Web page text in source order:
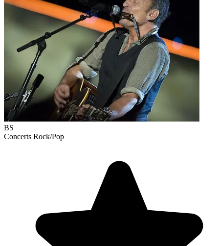
BS
Concerts Rock/Pop